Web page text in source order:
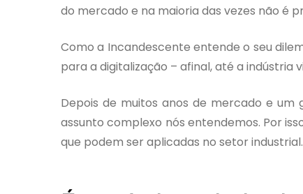
do mercado e na maioria das vezes não é
Como a Incandescente entende o seu
para a digitalização – afinal, até a indústria
Depois de muitos anos de mercado e
assunto complexo nós entendemos. Por
que podem ser aplicadas no setor industrial.